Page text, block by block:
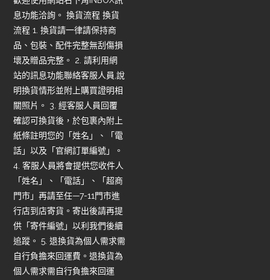
息功能洽詢。 換貨流程 換貨
流程 1. 換貨請一律請保持商
品、包裝、配件完整無刮傷損
壞及贈品完整。 2. 請利用網
站的訊息功能聯絡客服人員,說
明換貨情形並附上購買證明相
關照片。 3. 經客服人員回覆
確認可換貨後，於包裹內附上
紙條註明您的「姓名」、「電
話」以及「官網訂單編號」。
4. 客服人員將會提供您收件人
「姓名」、「電話」、「超商
門市」再請至任—7-11門市進
行店到店寄貨。寄出後請再提
供「寄件編號」以利我們後續
追蹤。 5. 退換貨為個人需求需
自行負擔來回運費。退換貨為
個人需求需自行負擔來回運